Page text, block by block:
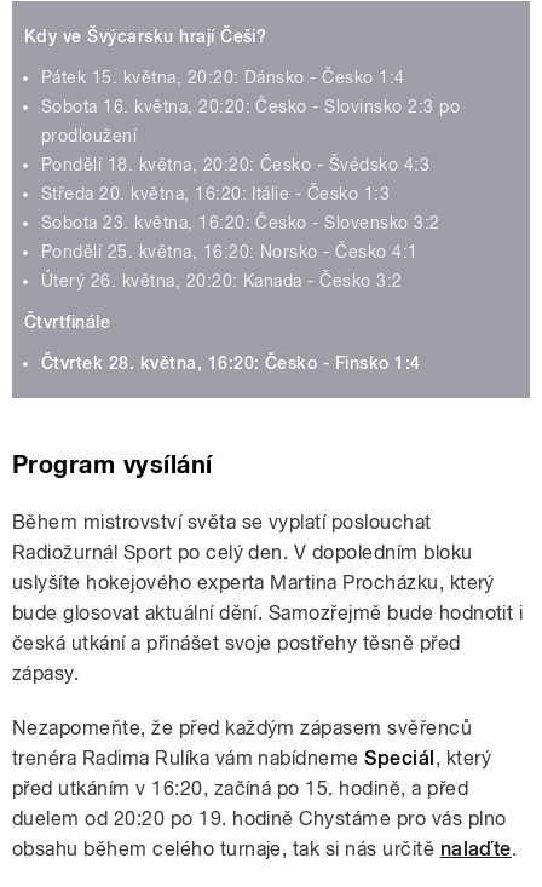
Kdy ve Švýcarsku hrají Češi?
Pátek 15. května, 20:20: Dánsko - Česko 1:4
Sobota 16. května, 20:20: Česko - Slovinsko 2:3 po
prodloužení
Pondělí 18. května, 20:20: Česko - Švédsko 4:3
Středa 20. května, 16:20: Itálie - Česko 1:3
Sobota 23. května, 16:20: Česko - Slovensko 3:2
Pondělí 25. května, 16:20: Norsko - Česko 4:1
Úterý 26. května, 20:20: Kanada - Česko 3:2
Čtvrtfinále
Čtvrtek 28. května, 16:20: Česko - Finsko 1:4
Program vysílání
Během mistrovství světa se vyplatí poslouchat
Radiožurnál Sport po celý den. V dopoledním bloku
uslyšíte hokejového experta Martina Procházku, který
bude glosovat aktuální dění. Samozřejmě bude hodnotit i
česká utkání a přinášet svoje postřehy těsně před
zápasy.
Nezapomeňte, že před každým zápasem svěřenců
trenéra Radima Rulíka vám nabídnemeSpeciál, který
před utkáním v 16:20, začíná po 15. hodině, a před
duelem od 20:20 po 19. hodině Chystáme pro vás plno
obsahu během celého turnaje, tak si nás určitě nalaďte.